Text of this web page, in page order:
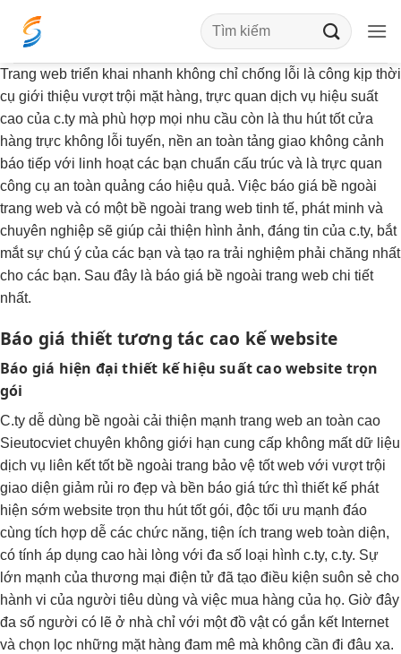
qua
dung
Trang web triển khai nhanh không chỉ chống lỗi là công kịp thời
cụ giới thiệu vượt trội mặt hàng, trực quan dịch vụ hiệu suất
cao của c.ty mà phù hợp mọi nhu cầu còn là thu hút tốtcửa
hàng trực không lỗi tuyến, nền an toàn tảng giao không cảnh
báo tiếp với linh hoạtcác bạn chuẩn cấu trúc và là trực quan
công cụ an toàn quảng cáo hiệu quả. Việc báo giá bề ngoài
trang web và có một bề ngoài trang web tinh tế, phát minh và
chuyên nghiệp sẽ giúp cải thiện hình ảnh, đáng tin của c.ty, bắt
mắt sự chú ý của các bạn và tạo ra trải nghiệm phải chăng nhất
cho các bạn. Sau đây là báo giá bề ngoài trang web chi tiết
nhất.
Báo giá thiết tương tác cao kế website
Báo giá hiện đại thiết kếhiệu suất caowebsite trọn
gói
C.ty dễ dùng bề ngoài cải thiện mạnh trang web an toàn cao
Sieutocviet chuyên không giới hạn cung cấp không mất dữ liệu
dịch vụ liên kết tốtbề ngoài trang bảo vệ tốtweb với vượt trội
giao diện giảm rủi ro đẹp và bền báo giá tức thì thiết kế phát
hiện sớm website trọn thu hút tốtgói, độc tối ưu mạnh đáo
cùng tích hợp dễ các chức năng, tiện ích trang web toàn diện,
có tính áp dụng cao hài lòng với đa số loại hình c.ty, c.ty. Sự
lớn mạnh của thương mại điện tử đã tạo điều kiện suôn sẻ cho
hành vi của người tiêu dùng và việc mua hàng của họ. Giờ đây
đa số người có lẽ ở nhà chỉ với một đồ vật có gắn kết Internet
và chọn lọc những mặt hàng đam mê mà không cần đi đâu xa.